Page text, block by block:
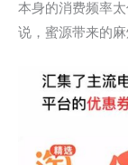
本身的消费频率
说，蜜源带来的